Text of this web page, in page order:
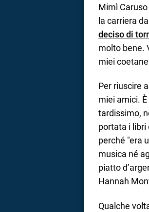
Mimì
la carriera
deciso di
molto bene.
miei
Per riuscire
miei amici.
tardissimo,
portata i libri
perché "era
musica né
piatto
Hannah
Qualche